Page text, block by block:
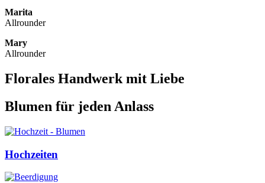
Marita
Allrounder
Mary
Allrounder
Florales Handwerk mit Liebe
Blumen für jeden Anlass
Hochzeiten